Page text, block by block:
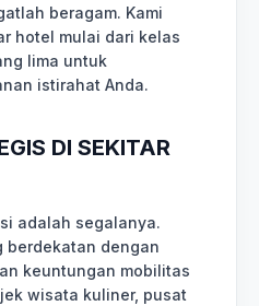
beragam. Kami
hotel mulai dari kelas
lima untuk
istirahat Anda.
DI SEKITAR
adalah segalanya.
berdekatan dengan
keuntungan mobilitas
wisata kuliner, pusat